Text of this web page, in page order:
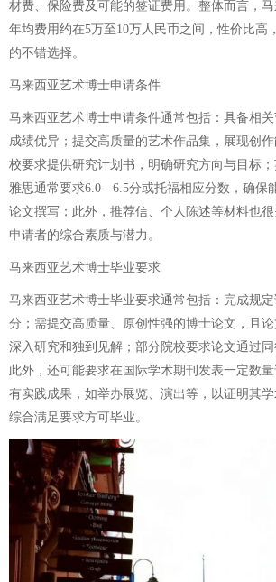
材费、保险费及可能的签证费用。整体而言，
年均费用约在5万至10万人民币之间，性价比高
的不错选择。
马来西亚艺术博士申请条件
马来西亚艺术博士申请条件通常包括：具备相关
成绩优异；提交高质量的艺术作品集，展现创
校要求提供研究计划书，明确研究方向与目标
雅思通常要求6.0 - 6.5分或托福相应分数，确保
论文撰写；此外，推荐信、个人陈述等材料也
申请者的综合素质与潜力。
马来西亚艺术博士毕业要求
马来西亚艺术博士毕业要求通常包括：完成规
分；需提交高质量、原创性强的博士论文，且
深入研究和独到见解；部分院校要求论文通过同
此外，还可能要求在国际学术期刊发表一定数
有实践成果，如举办展览、演出等，以证明其学
综合满足要求方可毕业。